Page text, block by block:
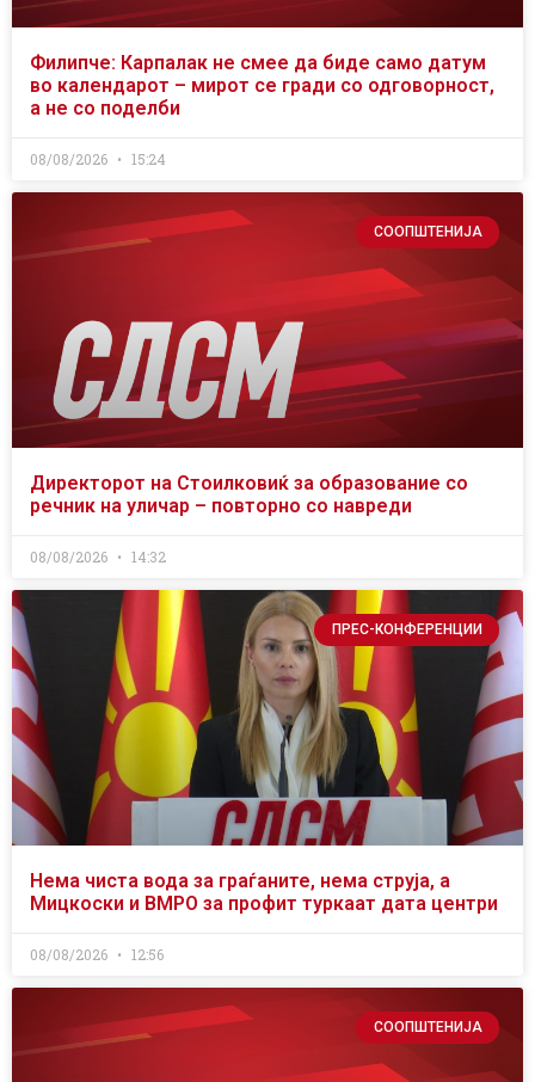
Филипче: Карпалак не смее да биде само датум
во календарот – мирот се гради со одговорност,
а не со поделби
08/08/2026 15:24
СООПШТЕНИЈА
Директорот на Стоилковиќ за образование со
речник на уличар – повторно со навреди
08/08/2026 14:32
ПРЕС-КОНФЕРЕНЦИИ
Нема чиста вода за граѓаните, нема струја, а
Мицкоски и ВМРО за профит туркаат дата центри
08/08/2026 12:56
СООПШТЕНИЈА